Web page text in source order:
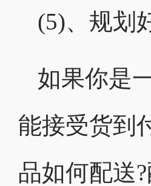
(5)、规划
如果你是
能接受货到
品如何配送